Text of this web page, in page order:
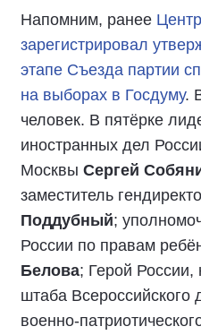
Напомним, ранее
зарегистрировал
этапе Съезда партии
на выборах в Госдуму.
человек. В пятёрке
иностранных дел
Москвы Сергей
заместитель
Поддубный;
России по правам
Белова; Герой России,
штаба Всероссийского
военно-